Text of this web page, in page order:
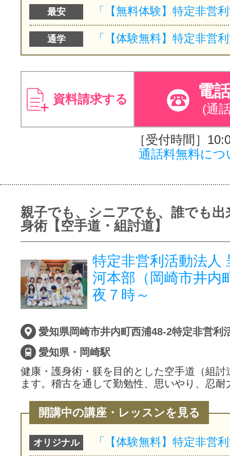
最安
通学
資料請求する 電
(通
［受付時間］
通話料無料につ
親子でも、シニアでも、誰でも出
身術【空手道・組討道】
特定非営利活動法人
河本部（岡崎市井内
夜７時～
愛知県・岡崎駅
健康・護身術・躾を目的とした空手道（組討
ます。稽古を通して勤勉性、思いやり、忍
開講中の講座・レッスンを見る
オリジナル